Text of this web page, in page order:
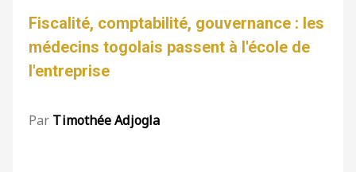
Fiscalité, comptabilité, gouvernance : les
médecins togolais passent à l'école de
l'entreprise
Par Timothée Adjogla